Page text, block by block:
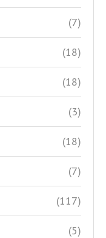
(7)
(18)
(18)
(3)
(18)
(7)
(117)
(5)